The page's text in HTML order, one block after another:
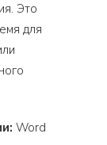
Это
для
Word